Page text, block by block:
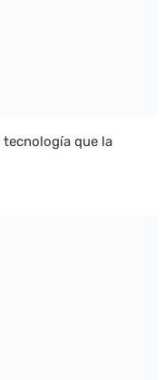
tecnología que la